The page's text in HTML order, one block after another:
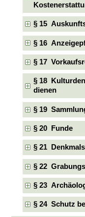
§ 15
§ 16
§ 17
§ 18
dienen
§ 19
§ 20 Funde
§ 21
§ 22
§ 23
§ 24 Schutz